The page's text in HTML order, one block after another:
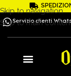
Skip to navigation
Skip to main
Servizio clienti